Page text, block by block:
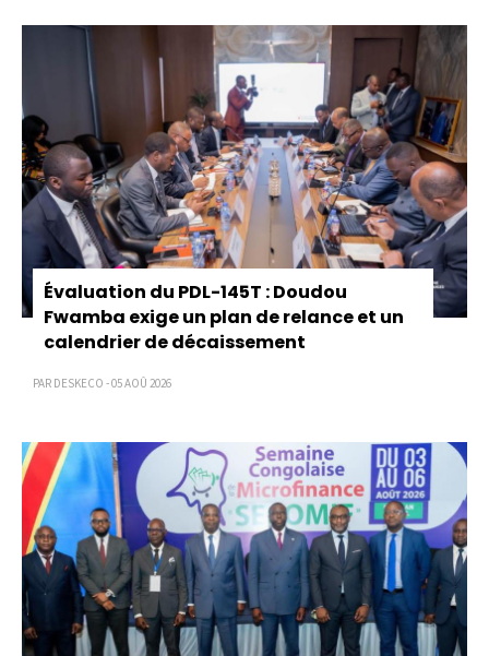
Évaluation du PDL-145T : Doudou
Fwamba exige un plan de relance et un
calendrier de décaissement
PAR DESKECO - 05 AOÛ 2026